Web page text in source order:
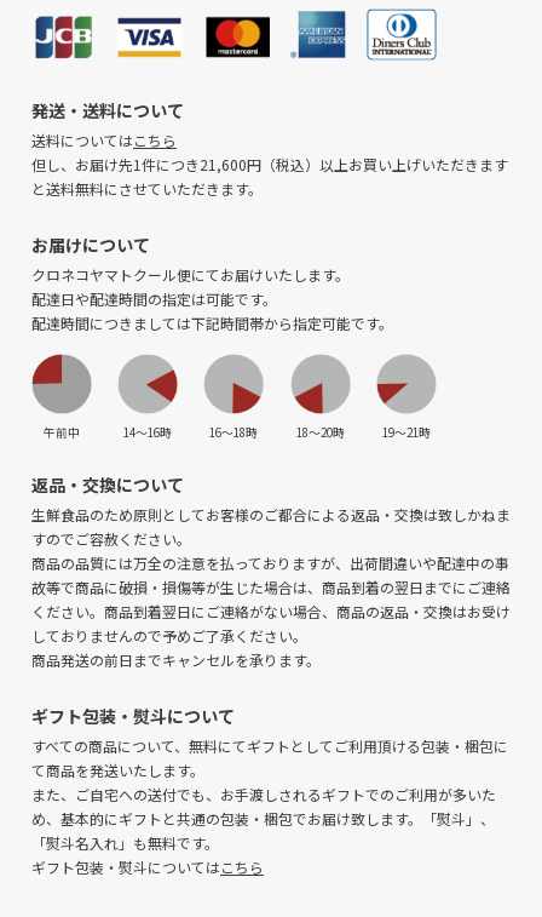
発送・送料について
送料についてはこちら
但し、お届け先1件につき21,600円（税込）以上お買い上げいただきます
と送料無料にさせていただきます。
お届けについて
クロネコヤマトクール便にてお届けいたします。
配達日や配達時間の指定は可能です。
配達時間につきましては下記時間帯から指定可能です。
午前中 14〜16時 16〜18時 18〜20時 19〜21時
返品・交換について
生鮮食品のため原則としてお客様のご都合による返品・交換は致しかねま
すのでご容赦ください。
商品の品質には万全の注意を払っておりますが、出荷間違いや配達中の事
故等で商品に破損・損傷等が生じた場合は、商品到着の翌日までにご連絡
ください。商品到着翌日にご連絡がない場合、商品の返品・交換はお受け
しておりませんので予めご了承ください。
商品発送の前日までキャンセルを承ります。
ギフト包装・熨斗について
すべての商品について、無料にてギフトとしてご利用頂ける包装・梱包に
て商品を発送いたします。
また、ご自宅への送付でも、お手渡しされるギフトでのご利用が多いた
め、基本的にギフトと共通の包装・梱包でお届け致します。「熨斗」、
「熨斗名入れ」も無料です。
ギフト包装・熨斗についてはこちら